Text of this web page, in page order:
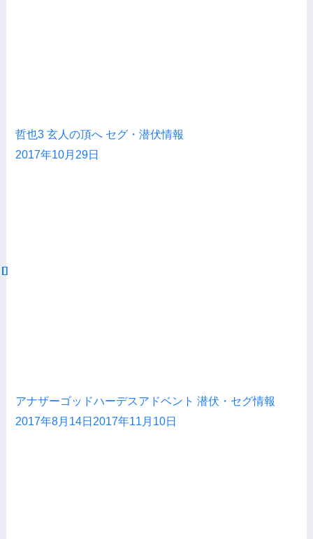
哲也3 玄人の頂へ セグ・潜伏情報
2017年10月29日
アナザーゴッドハーデスアドベント 潜伏・セグ情報
2017年8月14日 2017年11月10日